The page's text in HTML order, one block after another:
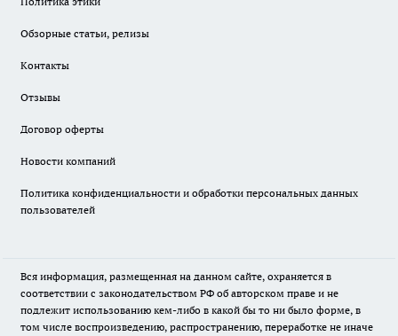
Обзорные статьи, релизы
Контакты
Отзывы
Договор оферты
Новости компаний
Политика конфиденциальности и обработки персональных данных
пользователей
Вся информация, размещенная на данном сайте, охраняется в
соответствии с законодательством РФ об авторском праве и не
подлежит использованию кем-либо в какой бы то ни было форме, в
том числе воспроизведению, распространению, переработке не иначе